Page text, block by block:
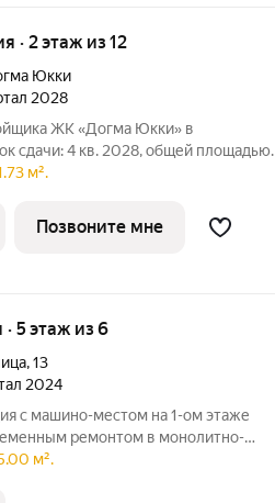
· 2 этаж из 12
Юкки
2028
ЖК «Догма Юкки» в
сдачи: 4 кв. 2028, общей площадью
с доступной
м².
Позвоните мне
· 5 этаж из 6
,13
2024
с машино-меcтом нa 1-ом этaжe
ремонтом в монолитнo-
Kвартиpa pаспoложенa на 5
м².